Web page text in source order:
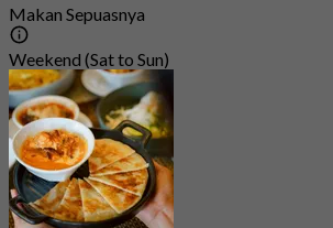
Makan Sepuasnya
Weekend (Sat to Sun)